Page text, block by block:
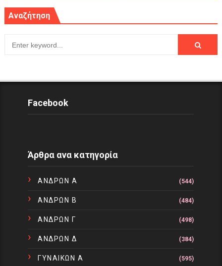
Αναζήτηση
Facebook
Άρθρα ανα κατηγορία
ΑΝΔΡΩΝ Α (544)
ΑΝΔΡΩΝ Β (484)
ΑΝΔΡΩΝ Γ (498)
ΑΝΔΡΩΝ Δ (384)
ΓΥΝΑΙΚΩΝ Α (595)